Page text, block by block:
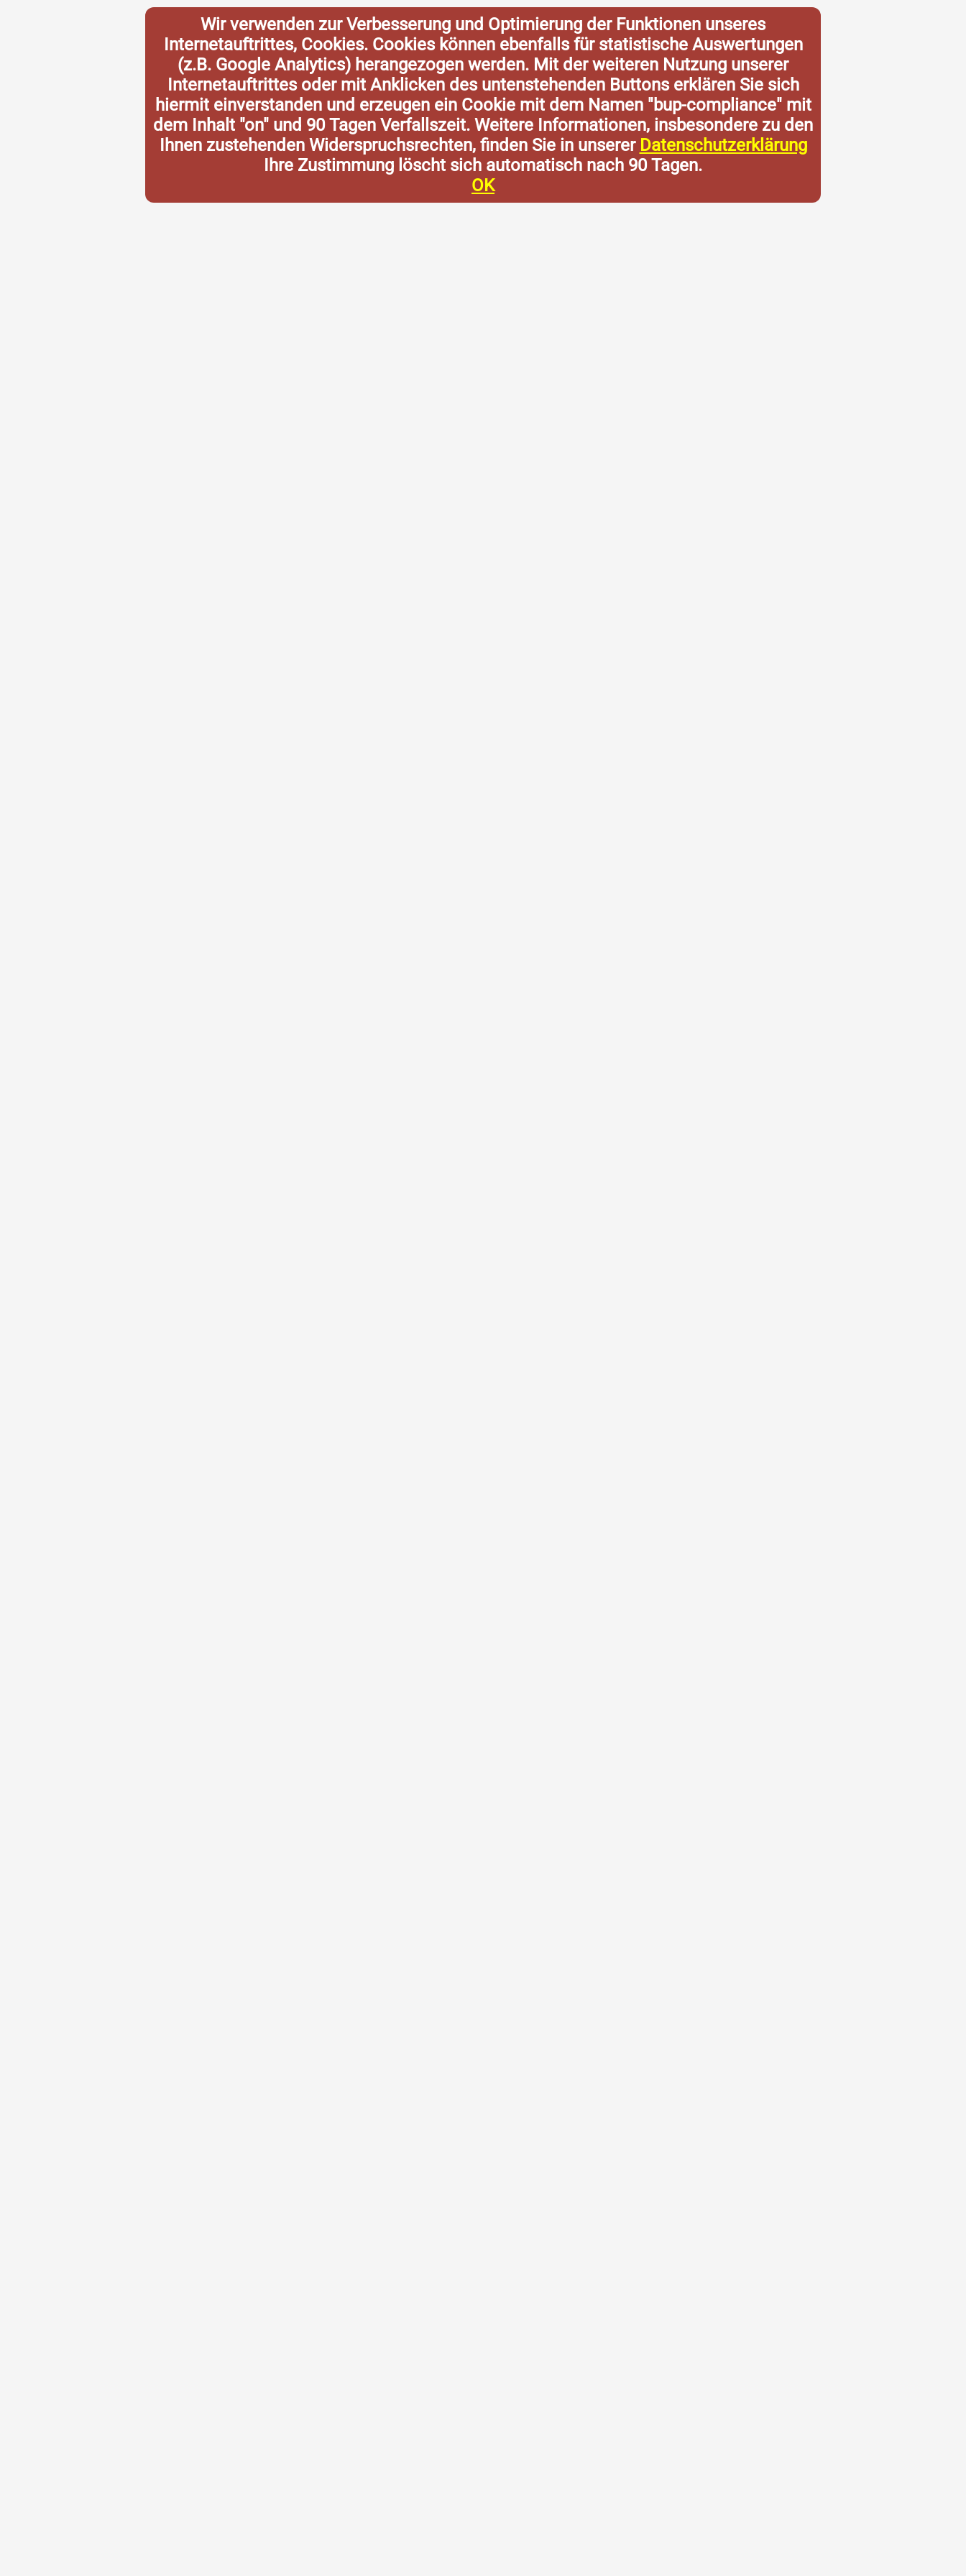
Wir verwenden zur Verbesserung und Optimierung der Funktionen unseres
Internetauftrittes, Cookies. Cookies können ebenfalls für statistische Auswertungen
(z.B. Google Analytics) herangezogen werden. Mit der weiteren Nutzung unserer
Internetauftrittes oder mit Anklicken des untenstehenden Buttons erklären Sie sich
hiermit einverstanden und erzeugen ein Cookie mit dem Namen "bup-compliance" mit
dem Inhalt "on" und 90 Tagen Verfallszeit. Weitere Informationen, insbesondere zu den
Ihnen zustehenden Widerspruchsrechten, finden Sie in unserer Datenschutzerklärung
Ihre Zustimmung löscht sich automatisch nach 90 Tagen.
OK